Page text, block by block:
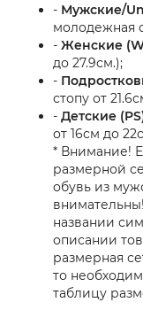
- Мужские/
молодежная
- Женские
до 27.9см.);
-
стопу от
- Детские
от 16см до
* Внимание!
размерной
обувь из
названии
описании
размерная
то
таблицу